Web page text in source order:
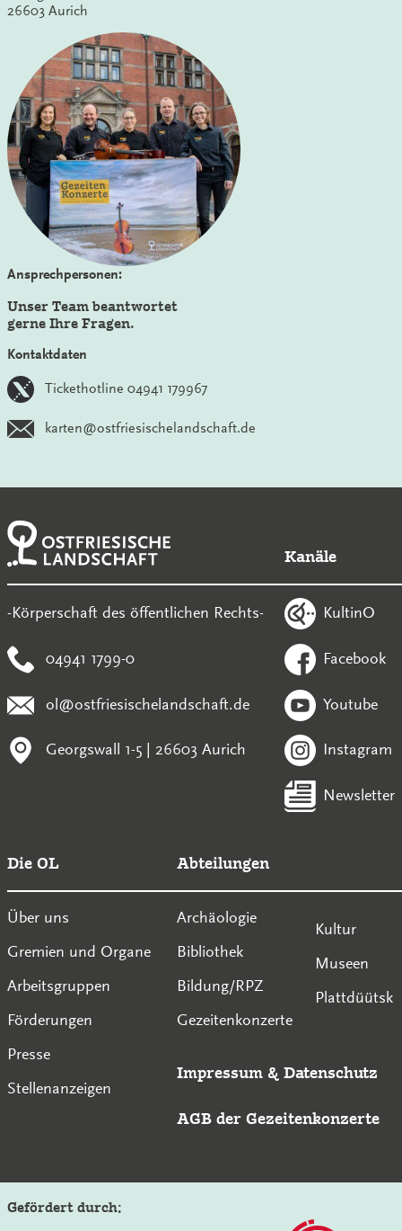
26603 Aurich
Ansprechpersonen:
Unser Team beantwortet
gerne Ihre Fragen.
Kontaktdaten
Tickethotline 04941 179967
karten@ostfriesischelandschaft.de
-Körperschaft des öffentlichen Rechts-
04941 1799-0
ol@ostfriesischelandschaft.de
Georgswall 1-5 | 26603 Aurich
Kanäle
KultinO
Facebook
Youtube
Instagram
Newsletter
Die OL
Über uns
Gremien und Organe
Arbeitsgruppen
Förderungen
Presse
Stellenanzeigen
Abteilungen
Archäologie
Bibliothek
Bildung/RPZ
Gezeitenkonzerte
Kultur
Museen
Plattdüütsk
Impressum & Datenschutz
AGB der Gezeitenkonzerte
Gefördert durch: